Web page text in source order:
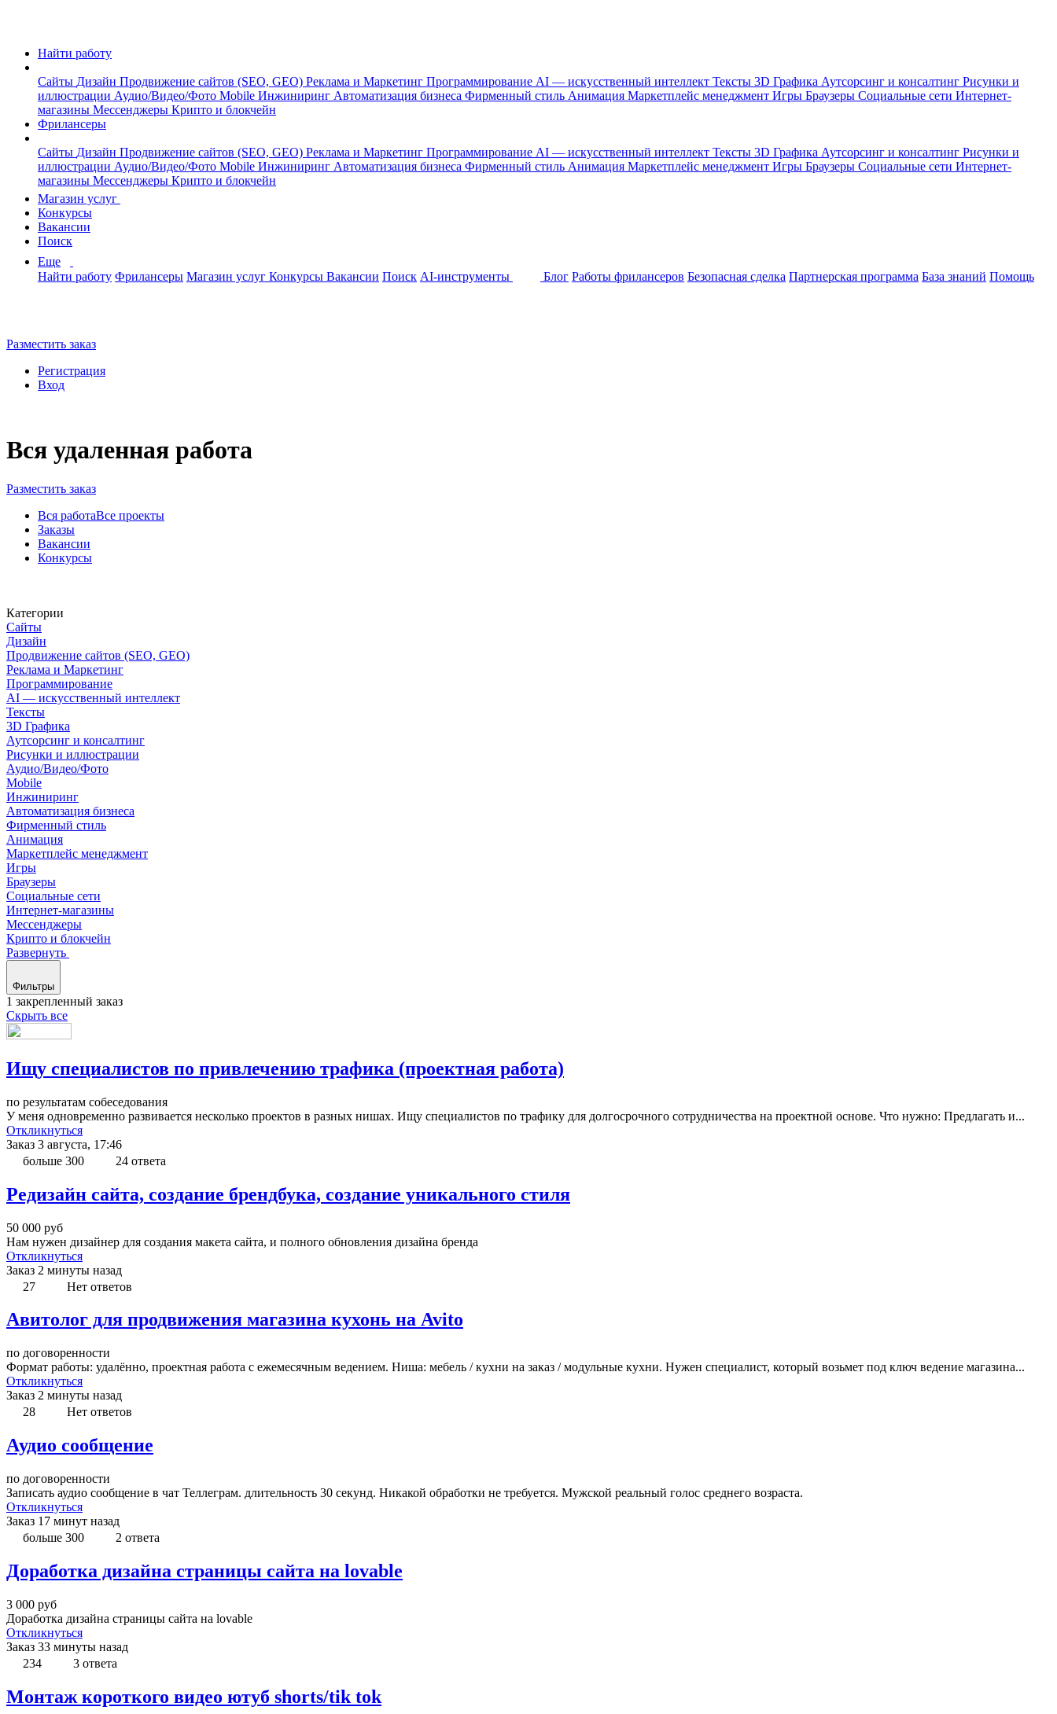
Найти работу
Сайты Дизайн Продвижение сайтов (SEO, GEO) Реклама и Маркетинг Программирование AI — искусственный интеллект Тексты 3D Графика Аутсорсинг и консалтинг Рисунки и
иллюстрации Аудио/Видео/Фото Mobile Инжиниринг Автоматизация бизнеса Фирменный стиль Анимация Маркетплейс менеджмент Игры Браузеры Социальные сети Интернет-
магазины Мессенджеры Крипто и блокчейн
Фрилансеры
Сайты Дизайн Продвижение сайтов (SEO, GEO) Реклама и Маркетинг Программирование AI — искусственный интеллект Тексты 3D Графика Аутсорсинг и консалтинг Рисунки и
иллюстрации Аудио/Видео/Фото Mobile Инжиниринг Автоматизация бизнеса Фирменный стиль Анимация Маркетплейс менеджмент Игры Браузеры Социальные сети Интернет-
магазины Мессенджеры Крипто и блокчейн
Магазин услуг
Конкурсы
Вакансии
Поиск
Еще
Найти работу Фрилансеры Магазин услуг Конкурсы Вакансии Поиск AI-инструменты Блог Работы фрилансеров Безопасная сделка Партнерская программа База знаний Помощь
Разместить заказ
Регистрация
Вход
Вся удаленная работа
Разместить заказ
Вся работаВсе проекты
Заказы
Вакансии
Конкурсы
Категории
Сайты
Дизайн
Продвижение сайтов (SEO, GEO)
Реклама и Маркетинг
Программирование
AI — искусственный интеллект
Тексты
3D Графика
Аутсорсинг и консалтинг
Рисунки и иллюстрации
Аудио/Видео/Фото
Mobile
Инжиниринг
Автоматизация бизнеса
Фирменный стиль
Анимация
Маркетплейс менеджмент
Игры
Браузеры
Социальные сети
Интернет-магазины
Мессенджеры
Крипто и блокчейн
Развернуть
Фильтры
1 закрепленный заказ
Скрыть все
Ищу специалистов по привлечению трафика (проектная работа)
по результатам собеседования
У меня одновременно развивается несколько проектов в разных нишах. Ищу специалистов по трафику для долгосрочного сотрудничества на проектной основе. Что нужно: Предлагать и...
Откликнуться
Заказ 3 августа, 17:46
больше 300
24 ответа
Редизайн сайта, создание брендбука, создание уникального стиля
50 000 руб
Нам нужен дизайнер для создания макета сайта, и полного обновления дизайна бренда
Откликнуться
Заказ 2 минуты назад
27
Нет ответов
Авитолог для продвижения магазина кухонь на Avito
по договоренности
Формат работы: удалённо, проектная работа с ежемесячным ведением. Ниша: мебель / кухни на заказ / модульные кухни. Нужен специалист, который возьмет под ключ ведение магазина...
Откликнуться
Заказ 2 минуты назад
28
Нет ответов
Аудио сообщение
по договоренности
Записать аудио сообщение в чат Теллеграм. длительность 30 секунд. Никакой обработки не требуется. Мужской реальный голос среднего возраста.
Откликнуться
Заказ 17 минут назад
больше 300
2 ответа
Доработка дизайна страницы сайта на lovable
3 000 руб
Доработка дизайна страницы сайта на lovable
Откликнуться
Заказ 33 минуты назад
234
3 ответа
Монтаж короткого видео ютуб shorts/tik tok